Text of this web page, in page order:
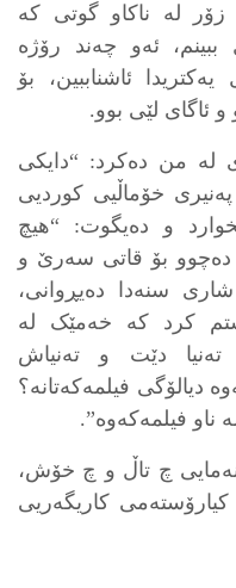
لە ناکاو گوتی کە
ئەو چەند رۆژە
ئاشناببین، بۆ
ئاگای لێی بوو.
لە من دەکرد: “دایکی
خۆماڵیی کوردیی
و دەیگوت: “هیچ
دەچوو بۆ قاتی سەرێ و
سنەدا دەیڕوانی،
کرد کە خەمێک لە
تەنیا دێت و تەنیاش
دیالۆگی فیلمەکەتانە؟
ناو فیلمەکەوە”.
چ تاڵ و چ خۆش،
کاریگەریی